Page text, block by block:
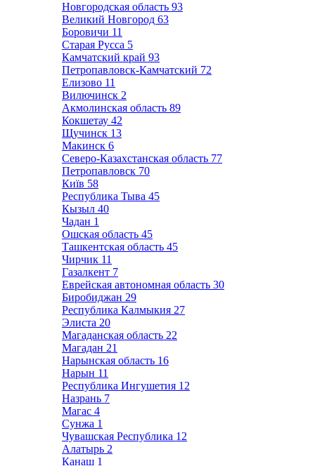
Новгородская область 93
Великий Новгород 63
Боровичи 11
Старая Русса 5
Камчатский край 93
Петропавловск-Камчатский 72
Елизово 11
Вилючинск 2
Акмолинская область 89
Кокшетау 42
Щучинск 13
Макинск 6
Северо-Казахстанская область 77
Петропавловск 70
Київ 58
Республика Тыва 45
Кызыл 40
Чадан 1
Ошская область 45
Ташкентская область 45
Чирчик 11
Газалкент 7
Еврейская автономная область 30
Биробиджан 29
Республика Калмыкия 27
Элиста 20
Магаданская область 22
Магадан 21
Нарынская область 16
Нарын 11
Республика Ингушетия 12
Назрань 7
Магас 4
Сунжа 1
Чувашская Республика 12
Алатырь 2
Канаш 1